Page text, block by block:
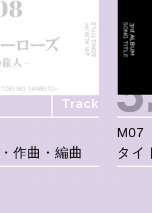
Track
作曲・編曲
M07
タイ